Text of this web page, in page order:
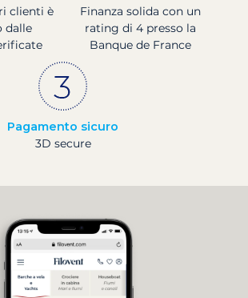
clienti è
dalle
Finanza solida con un
rating di 4 presso la
Banque de France
Pagamento sicuro
3D secure